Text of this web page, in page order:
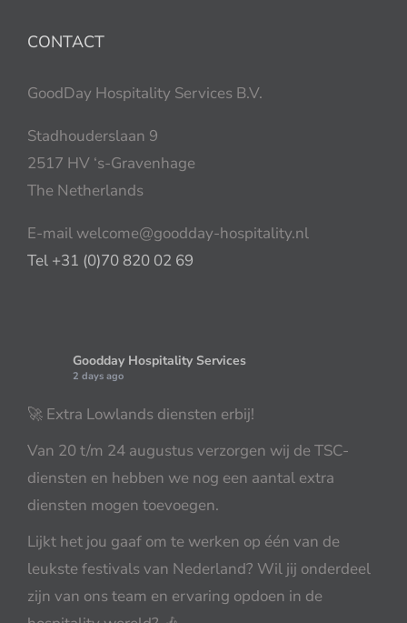
CONTACT
GoodDay Hospitality Services B.V.
Stadhouderslaan 9
2517 HV ‘s-Gravenhage
The Netherlands
E-mail welcome@goodday-hospitality.nl
Tel +31 (0)70 820 02 69
Goodday Hospitality Services
2 days ago
🚀 Extra Lowlands diensten erbij!
Van 20 t/m 24 augustus verzorgen wij de TSC-
diensten en hebben we nog een aantal extra
diensten mogen toevoegen.
Lijkt het jou gaaf om te werken op één van de
leukste festivals van Nederland? Wil jij onderdeel
zijn van ons team en ervaring opdoen in de